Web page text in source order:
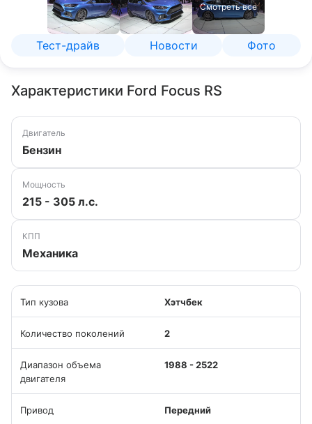
Смотреть все
Тест-драйв Новости Фото
Характеристики Ford Focus RS
Двигатель
Бензин
Мощность
215 - 305 л.с.
КПП
Механика
Тип кузова Хэтчбек
Количество поколений 2
Диапазон объема
двигателя
1988 - 2522
Привод Передний